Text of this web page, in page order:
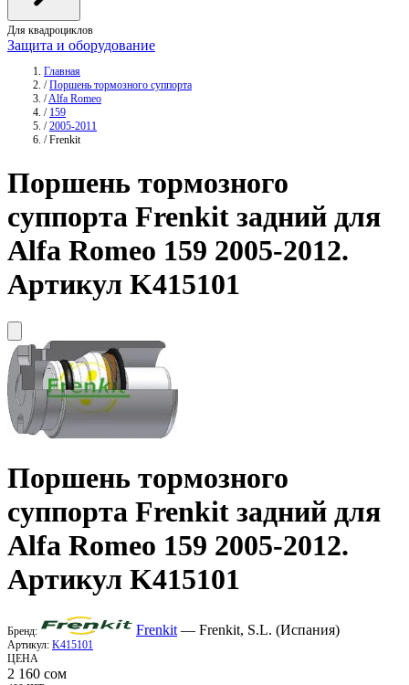
Для квадроциклов
Защита и оборудование
Главная
/ Поршень тормозного суппорта
/Alfa Romeo
/ 159
/ 2005-2011
/ Frenkit
Поршень тормозного
суппорта Frenkit задний для
Alfa Romeo 159 2005-2012.
Артикул K415101
Поршень тормозного
суппорта Frenkit задний для
Alfa Romeo 159 2005-2012.
Артикул K415101
Бренд: Frenkit — Frenkit, S.L. (Испания)
Артикул: K415101
ЦЕНА
2 160 сом